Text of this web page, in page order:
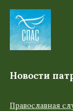
Новости
Православная